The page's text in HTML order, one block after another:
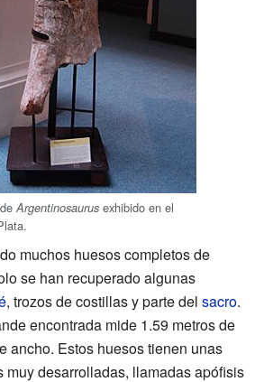
deArgentinosaurus exhibido en el
muchos huesos completos de
se han recuperado algunas
, trozos de costillas y parte del sacro.
encontrada mide 1.59 metros de
ancho. Estos huesos tienen unas
muy desarrolladas, llamadas apófisis